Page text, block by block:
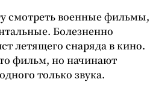
смотреть военные фильмы,
Болезненно
летящего снаряда в кино.
фильм, но начинают
только звука.